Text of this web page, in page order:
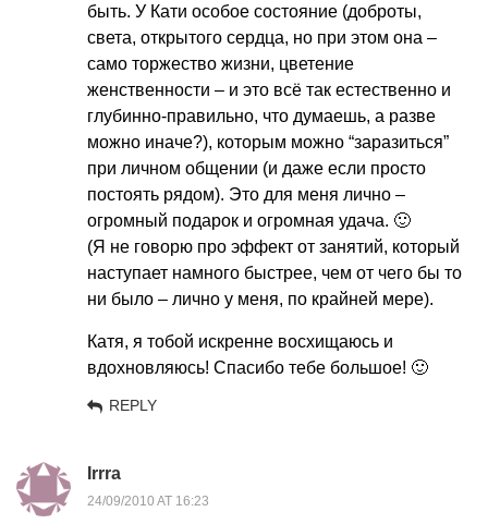
быть. У Кати особое состояние (доброты,
света, открытого сердца, но при этом она –
само торжество жизни, цветение
женственности – и это всё так естественно и
глубинно-правильно, что думаешь, а разве
можно иначе?), которым можно “заразиться”
при личном общении (и даже если просто
постоять рядом). Это для меня лично –
огромный подарок и огромная удача. 🙂
(Я не говорю про эффект от занятий, который
наступает намного быстрее, чем от чего бы то
ни было – лично у меня, по крайней мере).
Катя, я тобой искренне восхищаюсь и
вдохновляюсь! Спасибо тебе большое! 🙂
REPLY
Irrra
24/09/2010 AT 16:23